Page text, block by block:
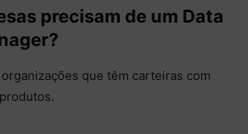
precisam de um Data
que têm carteiras com